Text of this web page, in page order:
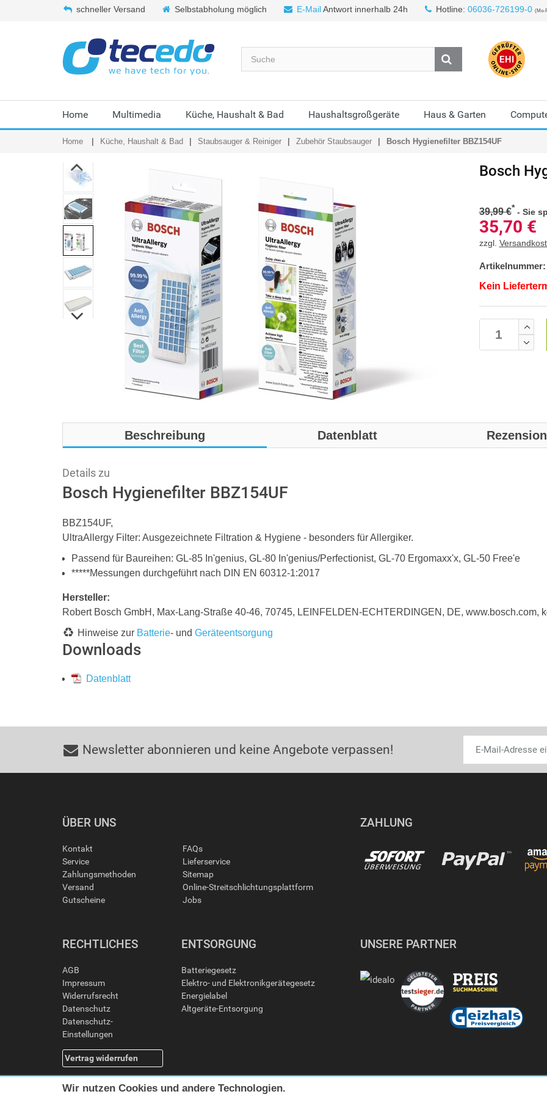
schneller Versand Selbstabholung möglich E-MailAntwort innerhalb 24h Hotline: 06036-726199-0 (Mo-
Home Multimedia Küche, Haushalt & Bad Haushaltsgroßgeräte Haus & Garten
Home Küche, Haushalt & Bad Staubsauger & Reiniger Zubehör Staubsauger Bosch Hygienefilter BBZ154UF
Bosch
39,99 €* - Sie
35,70 €
zzgl.
Artikelnummer:
Kein
Beschreibung Datenblatt
Details zu
Bosch Hygienefilter BBZ154UF
BBZ154UF,
UltraAllergy Filter: Ausgezeichnete Filtration & Hygiene - besonders für Allergiker.
Passend für Baureihen: GL-85 In'genius, GL-80 In'genius/Perfectionist, GL-70 Ergomaxx'x, GL-50 Free'e
*****Messungen durchgeführt nach DIN EN 60312-1:2017
Hersteller:
Robert Bosch GmbH, Max-Lang-Straße 40-46, 70745, LEINFELDEN-ECHTERDINGEN, DE, www.bosch.com,
Hinweise zur Batterie- und Geräteentsorgung
Downloads
Datenblatt
Newsletter abonnieren und keine Angebote verpassen!
ÜBER UNS
Kontakt
Service
Zahlungsmethoden
Versand
Gutscheine
FAQs
Lieferservice
Sitemap
Online-Streitschlichtungsplattform
Jobs
ZAHLUNG
RECHTLICHES
AGB
Impressum
Widerrufsrecht
Datenschutz
Datenschutz-
Einstellungen
Vertrag widerrufen
ENTSORGUNG
Batteriegesetz
Elektro- und Elektronikgerätegesetz
Energielabel
Altgeräte-Entsorgung
UNSERE PARTNER
Wir nutzen Cookies und andere Technologien.